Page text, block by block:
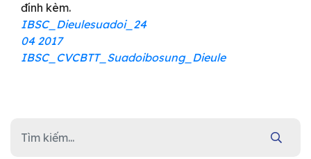
đính kèm.
IBSC_Dieulesuadoi_24
04 2017
IBSC_CVCBTT_Suadoibosung_Dieule